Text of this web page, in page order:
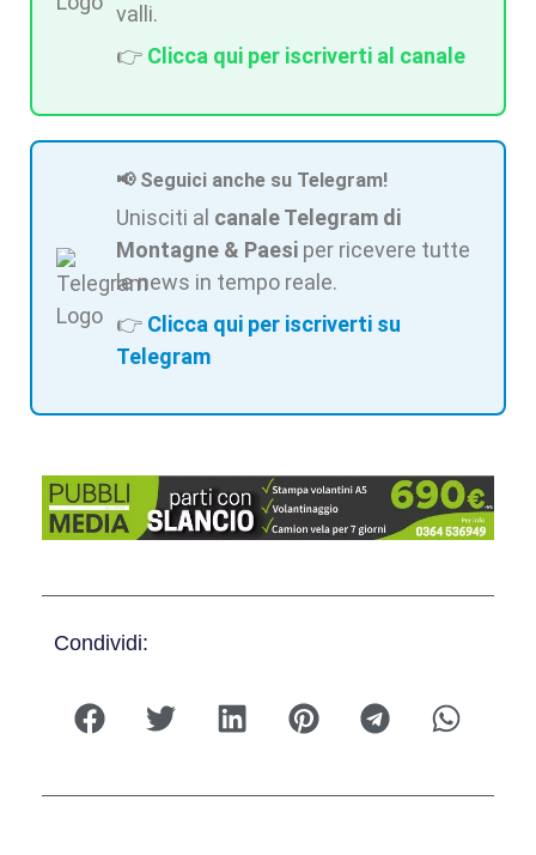
valli.
👉 Clicca qui per iscriverti al canale
📢 Seguici anche su Telegram!
Unisciti al canale Telegram di
Montagne & Paesi per ricevere tutte
le news in tempo reale.
👉 Clicca qui per iscriverti su
Telegram
Condividi: